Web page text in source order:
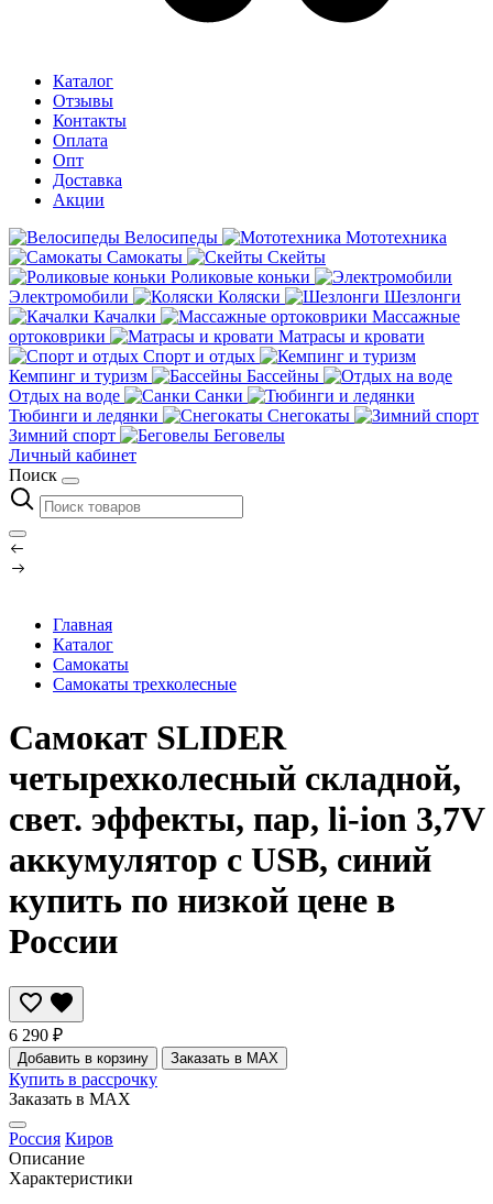
Каталог
Отзывы
Контакты
Оплата
Опт
Доставка
Акции
Велосипеды
Мототехника
Самокаты
Скейты
Роликовые коньки
Электромобили
Коляски
Шезлонги
Качалки
Массажные
ортоковрики
Матрасы и кровати
Спорт и отдых
Кемпинг и туризм
Бассейны
Отдых на воде
Санки
Тюбинги и ледянки
Снегокаты
Зимний спорт
Беговелы
Личный кабинет
Поиск
Главная
Каталог
Самокаты
Самокаты трехколесные
Самокат SLIDER
четырехколесный складной,
свет. эффекты, пар, li-ion 3,7V
аккумулятор с USB, синий
купить по низкой цене в
России
6 290 ₽
Добавить в корзину Заказать в MAX
Купить в рассрочку
Заказать в MAX
Россия Киров
Описание
Характеристики